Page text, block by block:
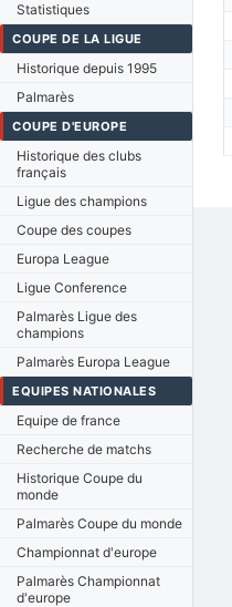
Statistiques
COUPE DE LA LIGUE
Historique depuis 1995
Palmarès
COUPE D'EUROPE
Historique des clubs
français
Ligue des champions
Coupe des coupes
Europa League
Ligue Conference
Palmarès Ligue des
champions
Palmarès Europa League
EQUIPES NATIONALES
Equipe de france
Recherche de matchs
Historique Coupe du
monde
Palmarès Coupe du monde
Championnat d'europe
Palmarès Championnat
d'europe